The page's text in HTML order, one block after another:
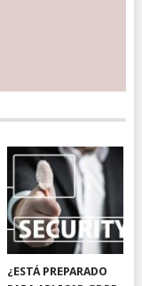
¿ESTÁ PREPARADO